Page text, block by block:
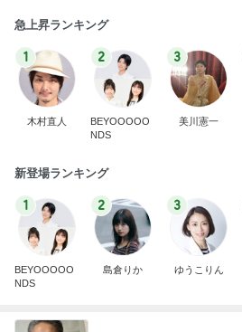
急上昇ランキング
1
木村直人
2
BEYOOOOO
NDS
3
美川憲一
新登場ランキング
1
BEYOOOOO
NDS
2
島倉りか
3
ゆうこりん